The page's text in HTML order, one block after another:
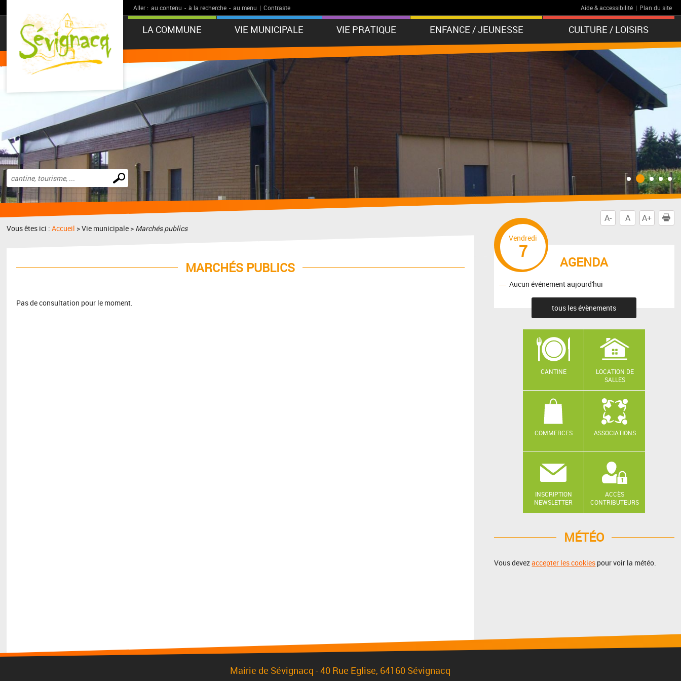
Aller : au contenu - à la recherche - au menu | Contraste Aide & accessibilité | Plan du site
LA COMMUNE VIE MUNICIPALE VIE PRATIQUE ENFANCE / JEUNESSE CULTURE / LOISIRS
Effectuer
une
recherche
A- A A+
Vous êtes ici :Accueil > Vie municipale > Marchés publics
MARCHÉS PUBLICS
Pas de consultation pour le moment.
AGENDA
Vendredi
7
Aucun événement aujourd'hui
tous les évènements
CANTINE
LOCATION DE
SALLES
COMMERCES ASSOCIATIONS
INSCRIPTION
NEWSLETTER
ACCÈS
CONTRIBUTEURS
MÉTÉO
Vous devezaccepter les cookies pour voir la météo.
Mairie de Sévignacq -40 Rue Eglise, 64160 Sévignacq